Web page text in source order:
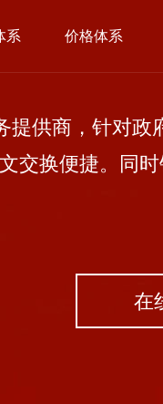
系 价格体系
商，针对政
交换便捷。同
在